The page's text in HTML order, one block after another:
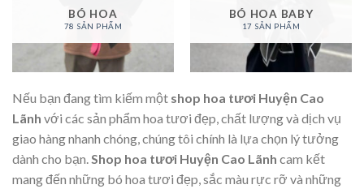
BÓ HOA
78 SẢN PHẨM
BÓ HOA BABY
17 SẢN PHẨM
Nếu bạn đang tìm kiếm một shop hoa tươi Huyện Cao
Lãnh với các sản phẩm hoa tươi đẹp, chất lượng và dịch vụ
giao hàng nhanh chóng, chúng tôi chính là lựa chọn lý tưởng
dành cho bạn.Shop hoa tươi Huyện Cao Lãnh cam kết
mang đến những bó hoa tươi đẹp, sắc màu rực rỡ và những